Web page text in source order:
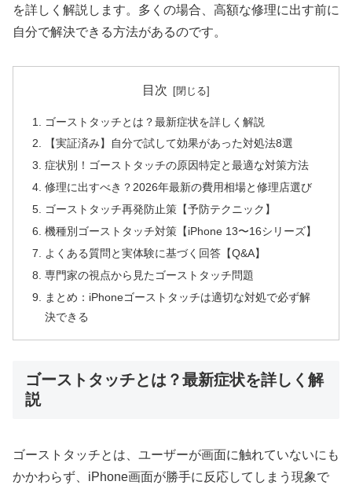
を詳しく解説します。多くの場合、高額な修理に出す前に
自分で解決できる方法があるのです。
目次
ゴーストタッチとは？最新症状を詳しく解説
【実証済み】自分で試して効果があった対処法8選
症状別！ゴーストタッチの原因特定と最適な対策方法
修理に出すべき？2026年最新の費用相場と修理店選び
ゴーストタッチ再発防止策【予防テクニック】
機種別ゴーストタッチ対策【iPhone 13〜16シリーズ】
よくある質問と実体験に基づく回答【Q&A】
専門家の視点から見たゴーストタッチ問題
まとめ：iPhoneゴーストタッチは適切な対処で必ず解
決できる
ゴーストタッチとは？最新症状を詳しく解
説
ゴーストタッチとは、ユーザーが画面に触れていないにも
かかわらず、iPhone画面が勝手に反応してしまう現象で